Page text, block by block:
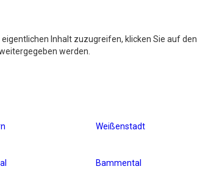
eigentlichen Inhalt zuzugreifen, klicken Sie auf den
werden.
Weißenstadt
Bammental